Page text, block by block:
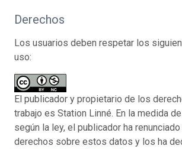
Derechos
Los usuarios deben respetar los
uso:
El publicador y propietario de los
trabajo es Station Linné. En la medida
según la ley, el publicador ha
derechos sobre estos datos y los ha